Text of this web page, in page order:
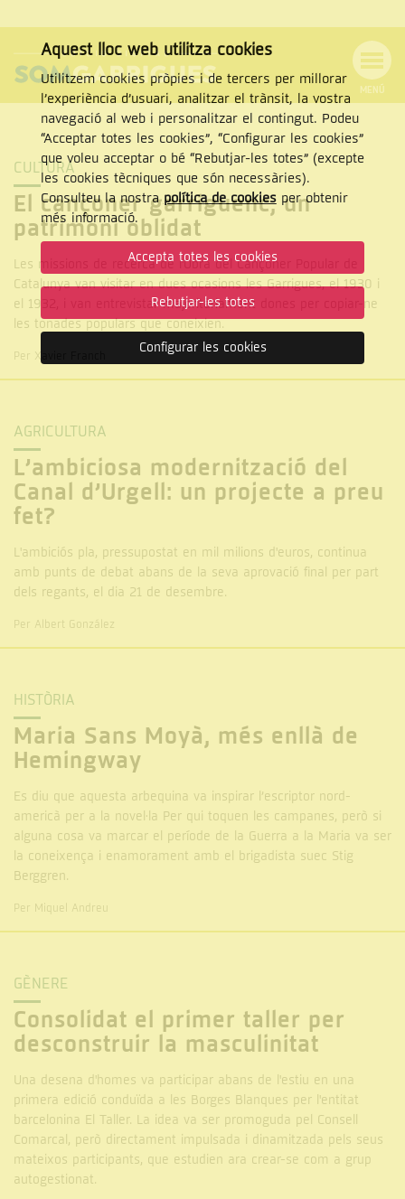
NAVEGACIÓ
MENÚ
Cercar
CERCAR
Reportatges
CULTURA
El cançoner garriguenc, un
patrimoni oblidat
Les missions de recerca de l'Obra del Cançoner Popular de
Catalunya van visitar en dues ocasions les Garrigues, el 1930 i
el 1932, i van entrevistar majoritàriament dones per copiar-ne
les tonades populars que coneixien.
Per Xavier Franch
AGRICULTURA
L’ambiciosa modernització del
Canal d’Urgell: un projecte a preu
fet?
L'ambiciós pla, pressupostat en mil milions d'euros, continua
amb punts de debat abans de la seva aprovació final per part
dels regants, el dia 21 de desembre.
Per Albert González
HISTÒRIA
Maria Sans Moyà, més enllà de
Hemingway
Es diu que aquesta arbequina va inspirar l’escriptor nord-
americà per a la novel·la Per qui toquen les campanes, però si
alguna cosa va marcar el període de la Guerra a la Maria va ser
la coneixença i enamorament amb el brigadista suec Stig
Berggren.
Per Miquel Andreu
GÈNERE
Consolidat el primer taller per
desconstruir la masculinitat
Una desena d'homes va participar abans de l'estiu en una
primera edició conduïda a les Borges Blanques per l'entitat
barcelonina El Taller. La idea va ser promoguda pel Consell
Comarcal, però directament impulsada i dinamitzada pels seus
mateixos participants, que estudien ara crear-se com a grup
autogestionat.
Aquest lloc web utilitza cookies
Utilitzem cookies pròpies i de tercers per millorar
l’experiència d’usuari, analitzar el trànsit, la vostra
navegació al web i personalitzar el contingut. Podeu
“Acceptar totes les cookies”, “Configurar les cookies”
que voleu acceptar o bé “Rebutjar-les totes” (excepte
les cookies tècniques que són necessàries).
Consulteu la nostrapolítica de cookiesper obtenir
més informació.
Accepta totes les cookies
Rebutjar-les totes
Configurar les cookies